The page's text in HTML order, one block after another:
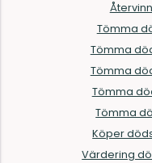
Tömma
Tömma
Tömma
Tömma
Tömma
Köper
Värdering